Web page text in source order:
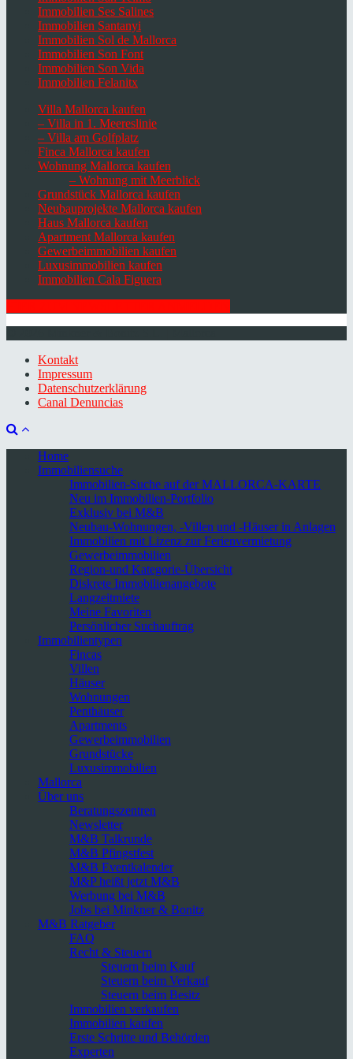
Immobilien Ses Salines
Immobilien Santanyi
Immobilien Sol de Mallorca
Immobilien Son Font
Immobilien Son Vida
Immobilien Felanitx
Villa Mallorca kaufen
– Villa in 1. Meereslinie
– Villa am Golfplatz
Finca Mallorca kaufen
Wohnung Mallorca kaufen
– Wohnung mit Meerblick
Grundstück Mallorca kaufen
Neubauprojekte Mallorca kaufen
Haus Mallorca kaufen
Apartment Mallorca kaufen
Gewerbeimmobilien kaufen
Luxusimmobilien kaufen
Immobilien Cala Figuera
Kontakt
Impressum
Datenschutzerklärung
Canal Denuncias
Home
Immobiliensuche
Immobilien-Suche auf der MALLORCA-KARTE
Neu im Immobilien-Portfolio
Exklusiv bei M&B
Neubau-Wohnungen, -Villen und -Häuser in Anlagen
Immobilien mit Lizenz zur Ferienvermietung
Gewerbeimmobilien
Region-und Kategorie-Übersicht
Diskrete Immobilienangebote
Langzeitmiete
Meine Favoriten
Persönlicher Suchauftrag
Immobilientypen
Fincas
Villen
Häuser
Wohnungen
Penthäuser
Apartments
Gewerbeimmobilien
Grundstücke
Luxusimmobilien
Mallorca
Über uns
Beratungszentren
Newsletter
M&B Talkrunde
M&B Pfingstfest
M&B Eventkalender
M&P heißt jetzt M&B
Werbung bei M&B
Jobs bei Minkner & Bonitz
M&B Ratgeber
FAQ
Recht & Steuern
Steuern beim Kauf
Steuern beim Verkauf
Steuern beim Besitz
Immobilien verkaufen
Immobilien kaufen
Erste Schritte und Behörden
Experten